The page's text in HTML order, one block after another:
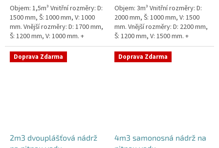
Objem: 1,5m³ Vnitřní rozměry: D:
1500 mm, Š: 1000 mm, V: 1000
mm. Vnější rozměry: D: 1700 mm,
Š: 1200 mm, V: 1000 mm. +
komínek Kvalitní, pevná nádrž na
pitnou vodu bez...
Objem: 3m³ Vnitřní rozměry: D:
2000 mm, Š: 1000 mm, V: 1500
mm. Vnější rozměry: D: 2200 mm,
Š: 1200 mm, V: 1500 mm. +
komínek. Kvalitní nádrž na
pitnou vodu pod...
Doprava Zdarma
2m3 dvouplášťová nádrž
Doprava Zdarma
4m3 samonosná nádrž na